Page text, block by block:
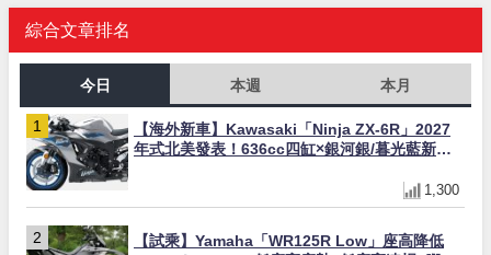
綜合文章排名
今日 本週 本月
【海外新車】Kawasaki「Ninja ZX-6R」2027
年式北美發表！636cc四缸×銀河銀/暮光藍新色
1,300
【試乘】Yamaha「WR125R Low」座高降低